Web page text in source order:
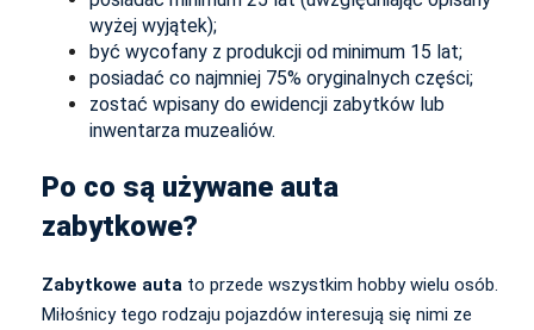
wyżej wyjątek);
być wycofany z produkcji od minimum 15 lat;
posiadać co najmniej 75% oryginalnych części;
zostać wpisany do ewidencji zabytków lub
inwentarza muzealiów.
Po co są używane auta
zabytkowe?
Zabytkowe auta to przede wszystkim hobby wielu osób.
Miłośnicy tego rodzaju pojazdów interesują się nimi ze